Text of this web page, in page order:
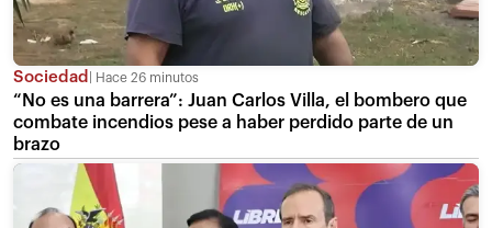
Sociedad Hace 26 minutos
“No es una barrera”: Juan Carlos Villa, el bombero que
combate incendios pese a haber perdido parte de un
brazo